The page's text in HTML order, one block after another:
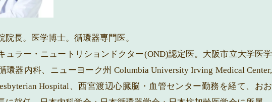
院長。医学博士。循環器専門医。
ュラー・ニュートリションドクター(OND)認定医。大阪市立大学医学
環器内科、ニューヨーク州 Columbia University Irving Medical Center,
Hospital、西宮渡辺心臓脳・血管センター勤務を経て、おお